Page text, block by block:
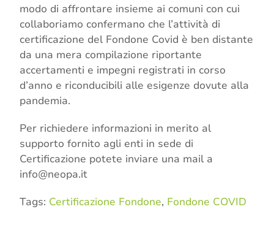
modo di affrontare insieme ai comuni con cui
collaboriamo confermano che l’attività di
certificazione del Fondone Covid è ben distante
da una mera compilazione riportante
accertamenti e impegni registrati in corso
d’anno e riconducibili alle esigenze dovute alla
pandemia.
Per richiedere informazioni in merito al
supporto fornito agli enti in sede di
Certificazione potete inviare una mail a
info@neopa.it
Tags: Certificazione Fondone, Fondone COVID